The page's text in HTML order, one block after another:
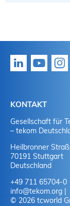
KONTAKT
Gesellschaft für
– tekom
Heilbronner
70191 Stuttgart
Deutschland
+49 711 65704-0
info@tekom.org
© 2026 tcworld